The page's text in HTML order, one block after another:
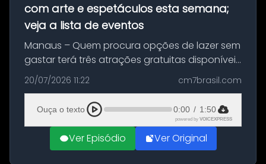
com arte e espetáculos esta semana;
veja a lista de eventos
Manaus – Quem procura opções de lazer sem
gastar terá três atrações gratuitas disponíveis
entre esta segunda-feira (20) e quinta-feira
(23). A programação inclui uma exposição
dedicada à história das ...
20/07/2026 11:22 cm7brasil.com
Ouça o texto 0:00 / 1:50
powered by VOICEXPRESS
Ver Episódio Ver Original